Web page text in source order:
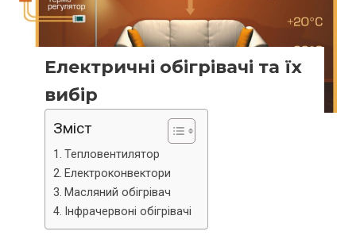
Електричні обігрівачі та їх
вибір
Зміст
Тепловентилятор
Електроконвектори
Масляний обігрівач
Інфрачервоні обігрівачі